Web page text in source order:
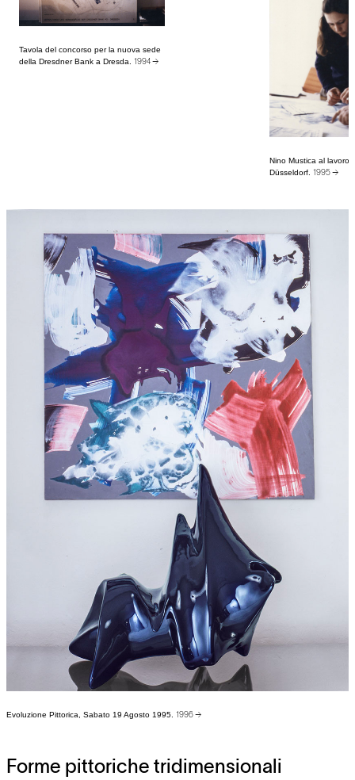
Tavola del concorso per la nuova sede
della Dresdner Bank a Dresda.
1994 →
Nino Mustica al lavoro
Düsseldorf. 1995 →
Evoluzione Pittorica, Sabato 19 Agosto 1995. 1996 →
Forme pittoriche tridimensionali